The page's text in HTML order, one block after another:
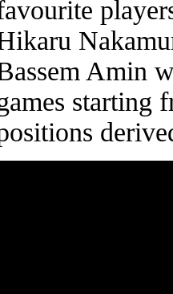
Amin
starting